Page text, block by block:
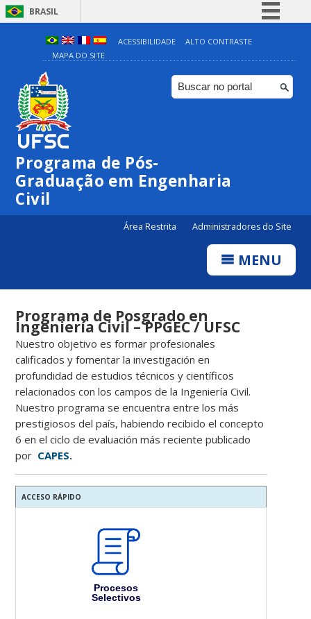
BRASIL
Simplifique!
Comunica BR
Participe
ACESSIBILIDADE
ALTO CONTRASTE
MAPA DO SITE
Programa de Pós-
Graduação em Engenharia
Civil
Área Restrita Administradores do Site
MENU
Programa de Posgrado en
Ingeniería Civil – PPGEC / UFSC
Nuestro objetivo es formar profesionales
calificados y fomentar la investigación en
profundidad de estudios técnicos y científicos
relacionados con los campos de la Ingeniería Civil.
Nuestro programa se encuentra entre los más
prestigiosos del país, habiendo recibido el concepto
6 en el ciclo de evaluación más reciente publicado
por CAPES.
ACCESO RÁPIDO
Procesos
Selectivos